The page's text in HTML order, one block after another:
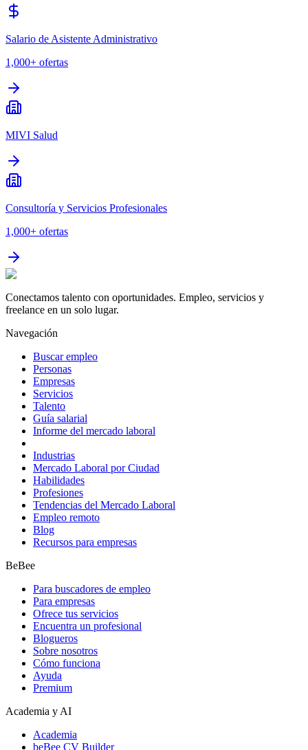
Salario de Asistente Administrativo
1,000+ ofertas
MIVI Salud
Consultoría y Servicios Profesionales
1,000+ ofertas
Conectamos talento con oportunidades. Empleo, servicios y
freelance en un solo lugar.
Navegación
Buscar empleo
Personas
Empresas
Servicios
Talento
Guía salarial
Informe del mercado laboral
Industrias
Mercado Laboral por Ciudad
Habilidades
Profesiones
Tendencias del Mercado Laboral
Empleo remoto
Blog
Recursos para empresas
BeBee
Para buscadores de empleo
Para empresas
Ofrece tus servicios
Encuentra un profesional
Blogueros
Sobre nosotros
Cómo funciona
Ayuda
Premium
Academia y AI
Academia
beBee CV Builder